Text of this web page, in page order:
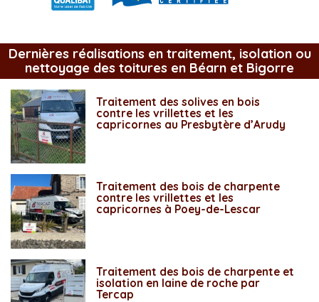
Dernières réalisations en traitement, isolation ou
nettoyage des toitures en Béarn et Bigorre
Traitement des solives en bois
contre les vrillettes et les
capricornes au Presbytère d’Arudy
Traitement des bois de charpente
contre les vrillettes et les
capricornes à Poey-de-Lescar
Traitement des bois de charpente et
isolation en laine de roche par
Tercap